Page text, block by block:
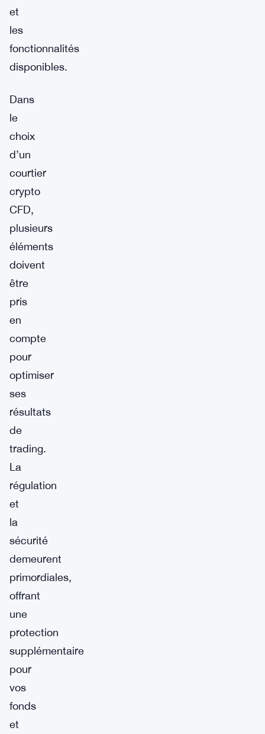
et
les
fonctionnalités
disponibles.
Dans
le
choix
d’un
courtier
crypto
CFD,
plusieurs
éléments
doivent
être
pris
en
compte
pour
optimiser
ses
résultats
de
trading.
La
régulation
et
la
sécurité
demeurent
primordiales,
offrant
une
protection
supplémentaire
pour
vos
fonds
et